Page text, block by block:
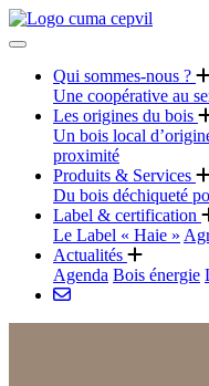
Qui sommes-nous ?
Une coopérative au
Les origines du bois
Un bois local
proximité
Produits & Services
Du bois déchiqueté
Label & certification
Le Label « Haie »
Actualités
Agenda Bois énergie